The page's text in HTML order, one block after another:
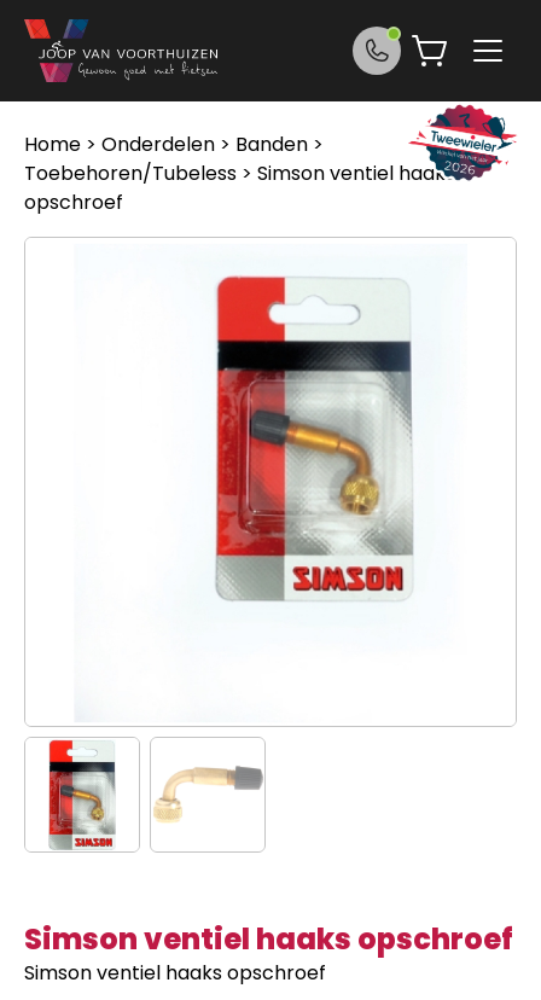
Ga naar de inhoud
Home > Onderdelen > Banden >
Toebehoren/Tubeless > Simson ventiel haaks
opschroef
Simson ventiel haaks opschroef
Simson ventiel haaks opschroef